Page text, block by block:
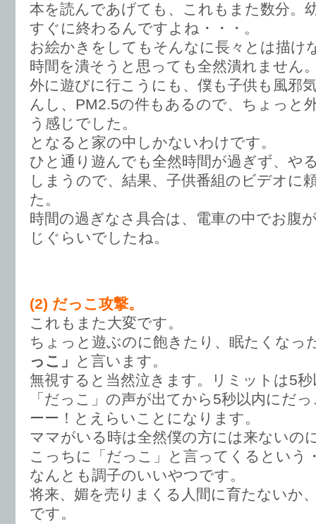
本を読んであげても、これもまた数分。
すぐに終わるんですよね・・・。
お絵かきをしてもそんなに長々とは描け
時間を潰そうと思っても全然潰れません
外に遊びに行こうにも、僕も子供も風邪
んし、PM2.5の件もあるので、ちょっと
う感じでした。
となると家の中しかないわけです。
ひと通り遊んでも全然時間が過ぎず、や
しまうので、結果、子供番組のビデオに
た。
時間の過ぎなさ具合は、電車の中でお腹
じぐらいでしたね。
(2) だっこ攻撃。
これもまた大変です。
ちょっと遊ぶのに飽きたり、眠たくなっ
っこ」
と言います。
無視すると当然泣きます。リミットは5秒
「だっこ」の声が出てから5秒以内にだ
ーー！とえらいことになります。
ママがいる時は全然僕の方には来ないの
こっちに「だっこ」と言ってくるという
なんとも調子のいいやつです。
将来、媚を売りまくる人間に育たないか
です。